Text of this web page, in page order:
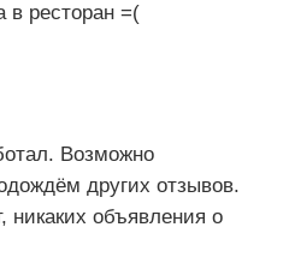
в ресторан =(
Возможно
других отзывов.
никаких объявления о